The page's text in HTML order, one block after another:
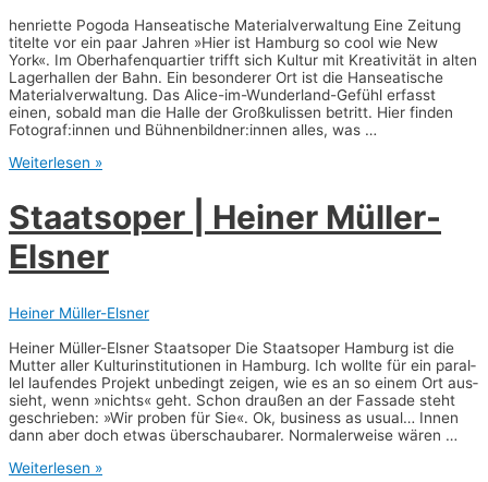
hen­ri­et­te Pogo­da Han­sea­ti­sche Mate­ri­al­ver­wal­tung Eine Zei­tung
titel­te vor ein paar Jah­ren »Hier ist Ham­burg so cool wie New
York«. Im Ober­ha­fen­quar­tier trifft sich Kul­tur mit Krea­ti­vi­tät in alten
Lager­hal­len der Bahn. Ein beson­de­rer Ort ist die Han­sea­ti­sche
Mate­ri­al­ver­wal­tung. Das Ali­ce-im-Wun­­­der­­land-Gefühl erfasst
einen, sobald man die Hal­le der Groß­ku­lis­sen betritt. Hier fin­den
Fotograf:innen und Bühnenbildner:innen alles, was …
Han­
sche
Mate­
ri­
al­
tung
Hen­
ri­
et­
te
Pogo­
da
Weiterlesen »
Staats­oper | Hei­ner Müller-
Elsner
Heiner Müller-Elsner
Hei­ner Mül­ler-Els­ner Staats­oper Die Staats­oper Ham­burg ist die
Mut­ter aller Kul­tur­in­sti­tu­tio­nen in Ham­burg. Ich woll­te für ein par­al­
lel lau­fen­des Pro­jekt unbe­dingt zei­gen, wie es an so einem Ort aus­
sieht, wenn »nichts« geht. Schon drau­ßen an der Fas­sa­de steht
geschrie­ben: »Wir pro­ben für Sie«. Ok, busi­ness as usu­al… Innen
dann aber doch etwas über­schau­ba­rer. Nor­ma­ler­wei­se wären …
Staats­
Weiterlesen »